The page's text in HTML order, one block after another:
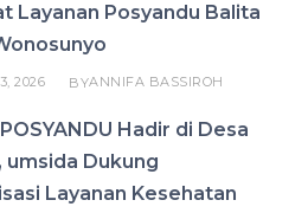
Layanan Posyandu Balita
2026 BYANNIFA BASSIROH
Hadir di Desa
umsida Dukung
Layanan Kesehatan